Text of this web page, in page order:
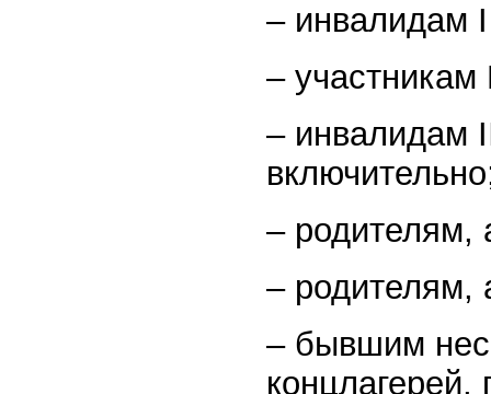
– инвалидам
–
– инвалидам
– родителям,
– родителям,
– бывшим
концлагерей,